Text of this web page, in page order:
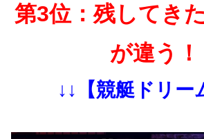
第3位：残してき
が違う！
↓↓【競艇ドリー